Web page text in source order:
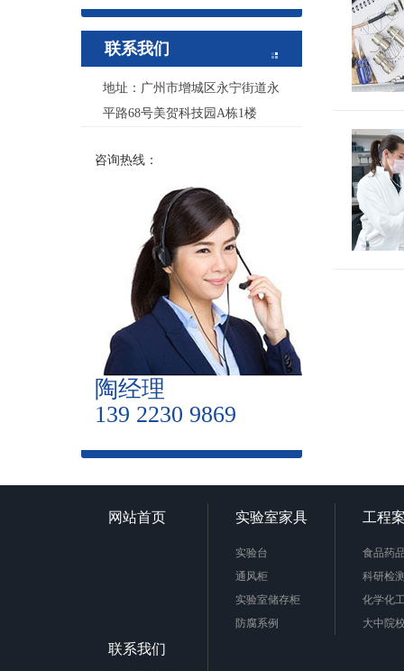
联系我们
地址：广州市增城区永宁街道永
平路68号美贺科技园A栋1楼
咨询热线：
陶经理
139 2230 9869
网站首页 实验室家具
实验台
通风柜
实验室储存柜
防腐系例
工程
食品药
科研检
化学化
大中院
联系我们